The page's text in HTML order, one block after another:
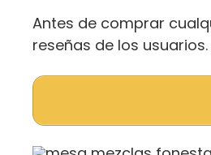
Antes de comprar
reseñas de los usuarios.